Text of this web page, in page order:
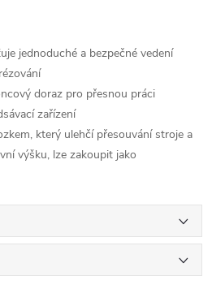
jednoduché a bezpečné vedení
doraz pro přesnou práci
zařízení
který ulehčí přesouvání stroje a
výšku, lze zakoupit jako